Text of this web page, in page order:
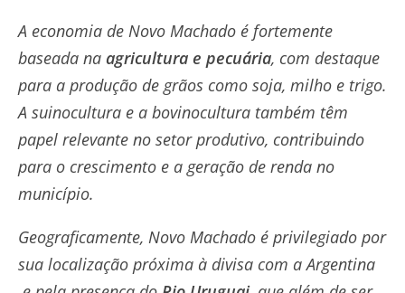
A economia de Novo Machado é fortemente
baseada na agricultura e pecuária, com destaque
para a produção de grãos como soja, milho e trigo.
A suinocultura e a bovinocultura também têm
papel relevante no setor produtivo, contribuindo
para o crescimento e a geração de renda no
município.
Geograficamente, Novo Machado é privilegiado por
sua localização próxima à divisa com a Argentina